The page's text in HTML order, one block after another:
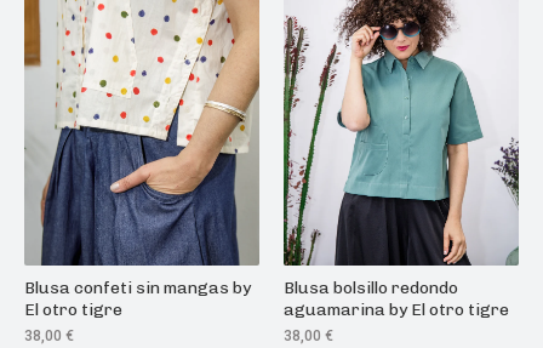
Blusa confeti sin mangas by
El otro tigre
38,00 €
Blusa bolsillo redondo
aguamarina by El otro tigre
38,00 €